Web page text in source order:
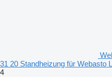
31 20 Standheizung für Webasto
4